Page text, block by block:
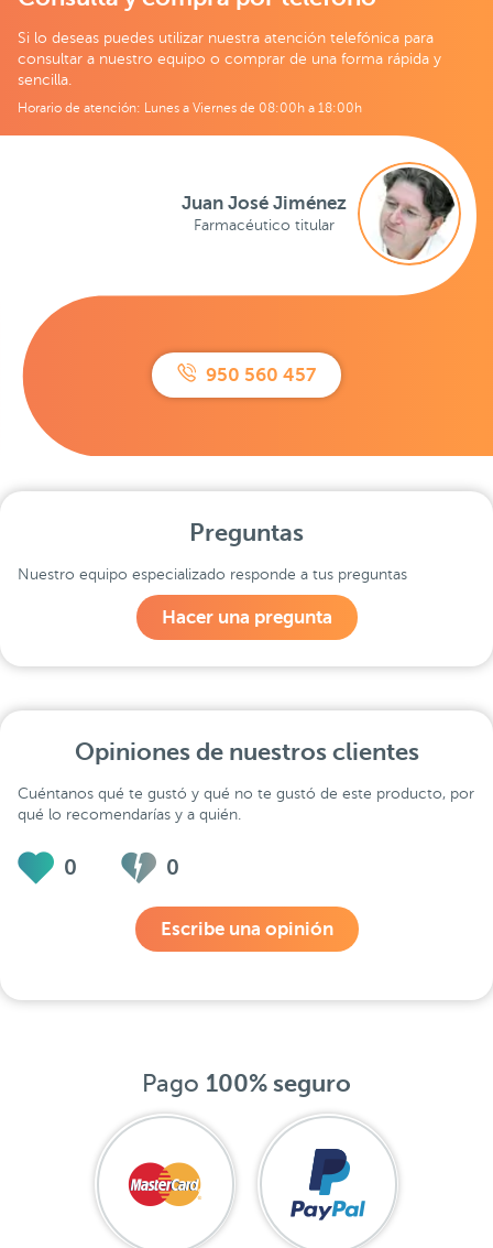
Si lo deseas puedes utilizar nuestra atención telefónica para
consultar a nuestro equipo o comprar de una forma rápida y
sencilla.
Horario de atención: Lunes a Viernes de 08:00h a 18:00h
950 560 457
Juan José Jiménez
Farmacéutico titular
Preguntas
Nuestro equipo especializado responde a tus preguntas
Hacer una pregunta
Opiniones de nuestros clientes
Cuéntanos qué te gustó y qué no te gustó de este producto, por
qué lo recomendarías y a quién.
0 0
Escribe una opinión
Pago 100% seguro